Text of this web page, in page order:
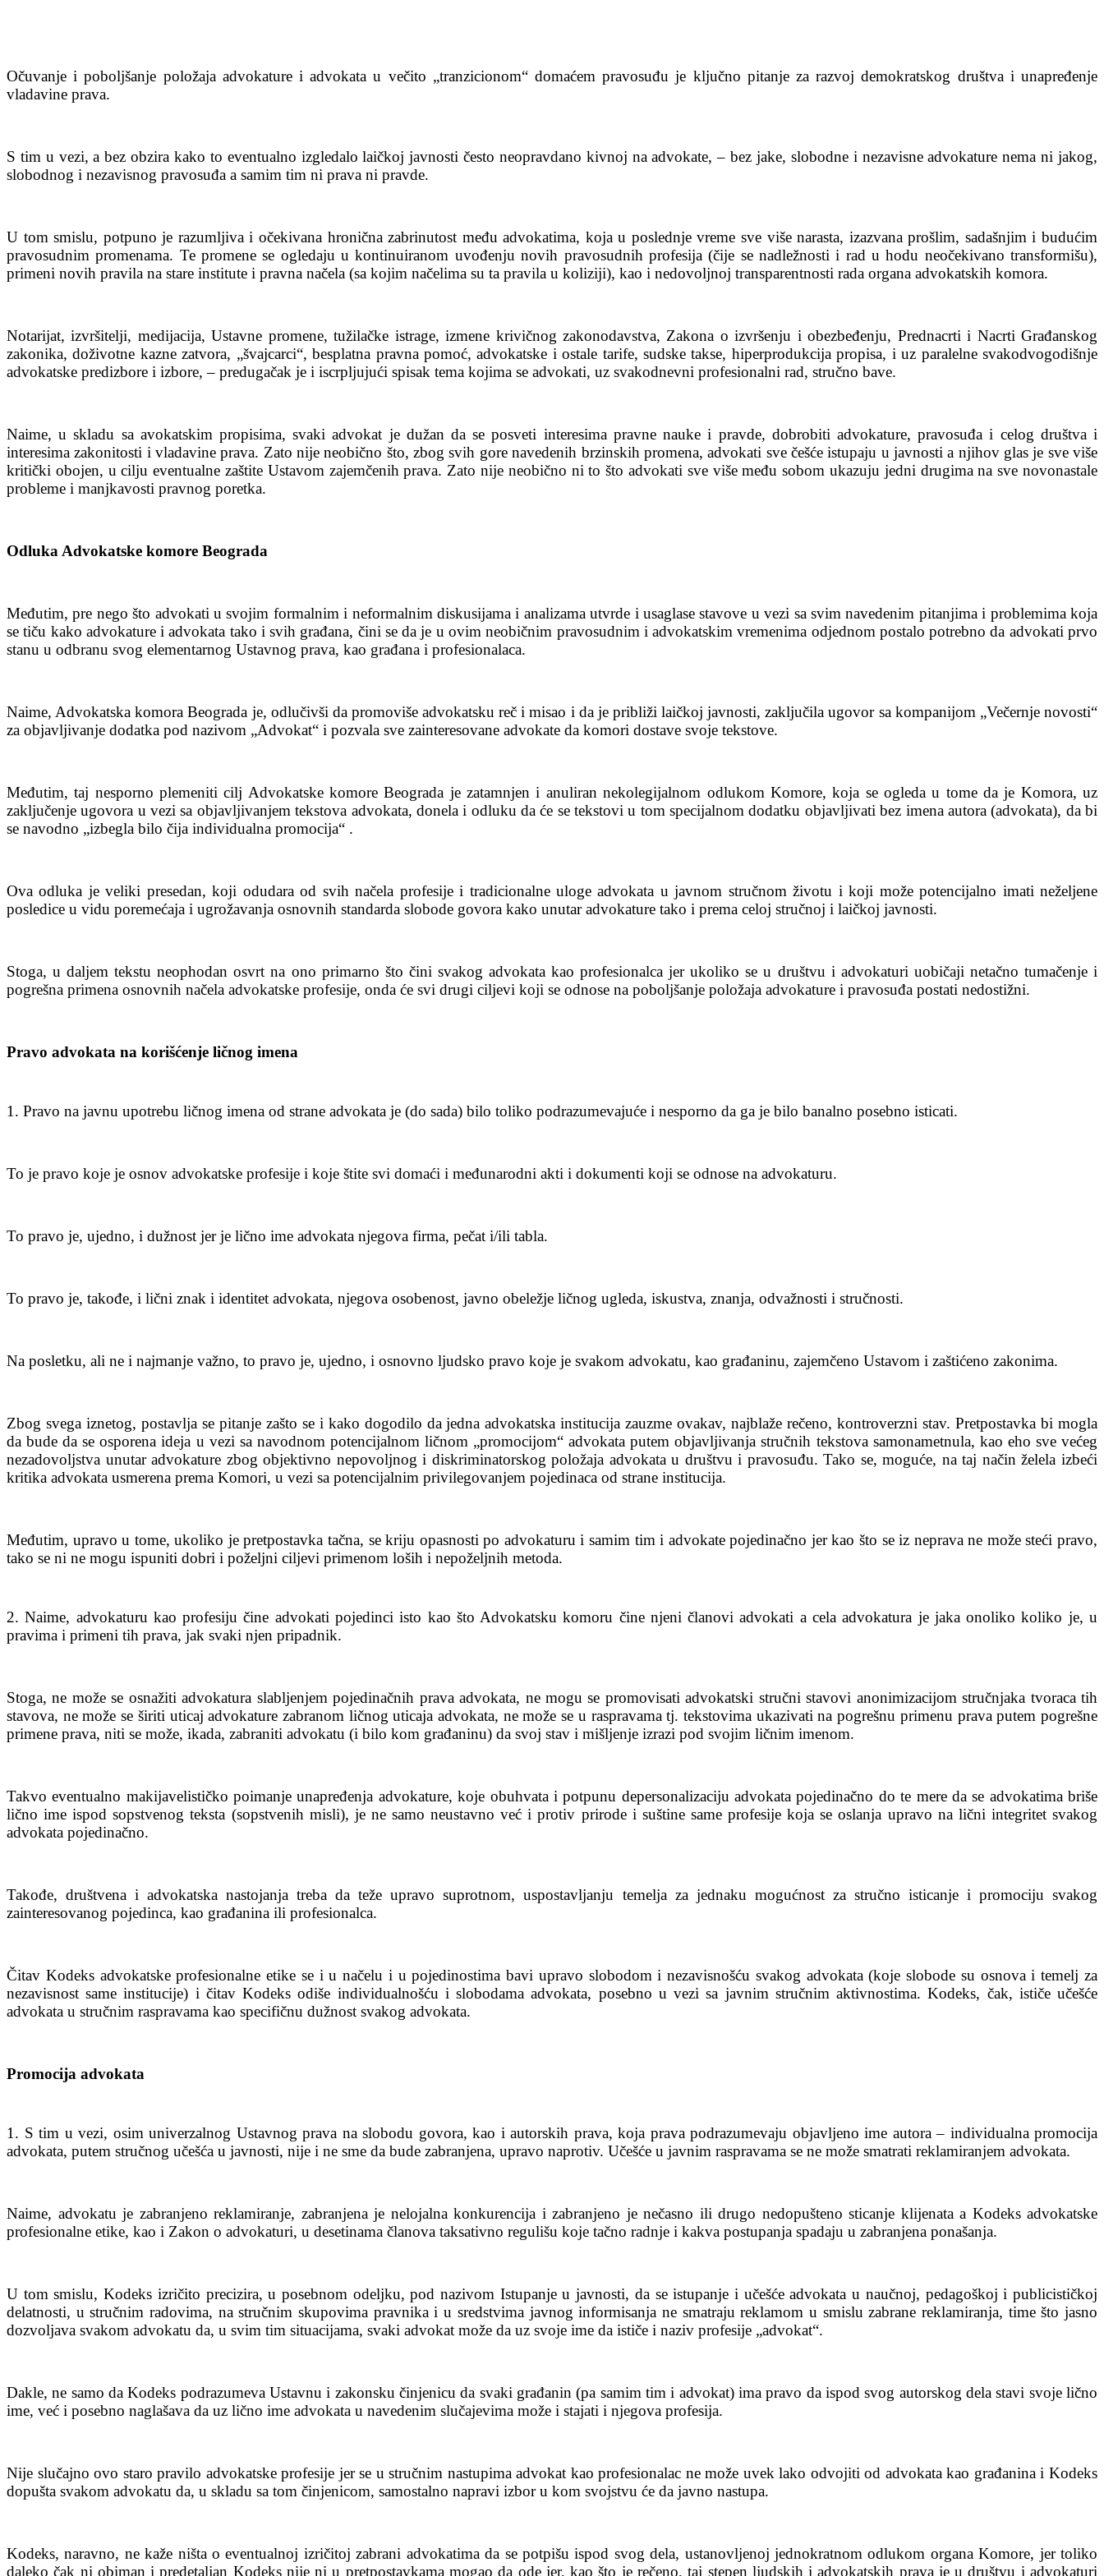
Očuvanje i poboljšanje položaja advokature i advokata u večito „tranzicionom“ domaćem pravosuđu je ključno pitanje za razvoj demokratskog društva i unapređenje
vladavine prava.
S tim u vezi, a bez obzira kako to eventualno izgledalo laičkoj javnosti često neopravdano kivnoj na advokate, – bez jake, slobodne i nezavisne advokature nema ni jakog,
slobodnog i nezavisnog pravosuđa a samim tim ni prava ni pravde.
U tom smislu, potpuno je razumljiva i očekivana hronična zabrinutost među advokatima, koja u poslednje vreme sve više narasta, izazvana prošlim, sadašnjim i budućim
pravosudnim promenama. Te promene se ogledaju u kontinuiranom uvođenju novih pravosudnih profesija (čije se nadležnosti i rad u hodu neočekivano transformišu),
primeni novih pravila na stare institute i pravna načela (sa kojim načelima su ta pravila u koliziji), kao i nedovoljnoj transparentnosti rada organa advokatskih komora.
Notarijat, izvršitelji, medijacija, Ustavne promene, tužilačke istrage, izmene krivičnog zakonodavstva, Zakona o izvršenju i obezbeđenju, Prednacrti i Nacrti Građanskog
zakonika, doživotne kazne zatvora, „švajcarci“, besplatna pravna pomoć, advokatske i ostale tarife, sudske takse, hiperprodukcija propisa, i uz paralelne svakodvogodišnje
advokatske predizbore i izbore, – predugačak je i iscrpljujući spisak tema kojima se advokati, uz svakodnevni profesionalni rad, stručno bave.
Naime, u skladu sa avokatskim propisima, svaki advokat je dužan da se posveti interesima pravne nauke i pravde, dobrobiti advokature, pravosuđa i celog društva i
interesima zakonitosti i vladavine prava. Zato nije neobično što, zbog svih gore navedenih brzinskih promena, advokati sve češće istupaju u javnosti a njihov glas je sve više
kritički obojen, u cilju eventualne zaštite Ustavom zajemčenih prava. Zato nije neobično ni to što advokati sve više među sobom ukazuju jedni drugima na sve novonastale
probleme i manjkavosti pravnog poretka.
Odluka Advokatske komore Beograda
Međutim, pre nego što advokati u svojim formalnim i neformalnim diskusijama i analizama utvrde i usaglase stavove u vezi sa svim navedenim pitanjima i problemima koja
se tiču kako advokature i advokata tako i svih građana, čini se da je u ovim neobičnim pravosudnim i advokatskim vremenima odjednom postalo potrebno da advokati prvo
stanu u odbranu svog elementarnog Ustavnog prava, kao građana i profesionalaca.
Naime, Advokatska komora Beograda je, odlučivši da promoviše advokatsku reč i misao i da je približi laičkoj javnosti, zaključila ugovor sa kompanijom „Večernje novosti“
za objavljivanje dodatka pod nazivom „Advokat“ i pozvala sve zainteresovane advokate da komori dostave svoje tekstove.
Međutim, taj nesporno plemeniti cilj Advokatske komore Beograda je zatamnjen i anuliran nekolegijalnom odlukom Komore, koja se ogleda u tome da je Komora, uz
zaključenje ugovora u vezi sa objavljivanjem tekstova advokata, donela i odluku da će se tekstovi u tom specijalnom dodatku objavljivati bez imena autora (advokata), da bi
se navodno „izbegla bilo čija individualna promocija“ .
Ova odluka je veliki presedan, koji odudara od svih načela profesije i tradicionalne uloge advokata u javnom stručnom životu i koji može potencijalno imati neželjene
posledice u vidu poremećaja i ugrožavanja osnovnih standarda slobode govora kako unutar advokature tako i prema celoj stručnoj i laičkoj javnosti.
Stoga, u daljem tekstu neophodan osvrt na ono primarno što čini svakog advokata kao profesionalca jer ukoliko se u društvu i advokaturi uobičaji netačno tumačenje i
pogrešna primena osnovnih načela advokatske profesije, onda će svi drugi ciljevi koji se odnose na poboljšanje položaja advokature i pravosuđa postati nedostižni.
Pravo advokata na korišćenje ličnog imena
1. Pravo na javnu upotrebu ličnog imena od strane advokata je (do sada) bilo toliko podrazumevajuće i nesporno da ga je bilo banalno posebno isticati.
To je pravo koje je osnov advokatske profesije i koje štite svi domaći i međunarodni akti i dokumenti koji se odnose na advokaturu.
To pravo je, ujedno, i dužnost jer je lično ime advokata njegova firma, pečat i/ili tabla.
To pravo je, takođe, i lični znak i identitet advokata, njegova osobenost, javno obeležje ličnog ugleda, iskustva, znanja, odvažnosti i stručnosti.
Na posletku, ali ne i najmanje važno, to pravo je, ujedno, i osnovno ljudsko pravo koje je svakom advokatu, kao građaninu, zajemčeno Ustavom i zaštićeno zakonima.
Zbog svega iznetog, postavlja se pitanje zašto se i kako dogodilo da jedna advokatska institucija zauzme ovakav, najblaže rečeno, kontroverzni stav. Pretpostavka bi mogla
da bude da se osporena ideja u vezi sa navodnom potencijalnom ličnom „promocijom“ advokata putem objavljivanja stručnih tekstova samonametnula, kao eho sve većeg
nezadovoljstva unutar advokature zbog objektivno nepovoljnog i diskriminatorskog položaja advokata u društvu i pravosuđu. Tako se, moguće, na taj način želela izbeći
kritika advokata usmerena prema Komori, u vezi sa potencijalnim privilegovanjem pojedinaca od strane institucija.
Međutim, upravo u tome, ukoliko je pretpostavka tačna, se kriju opasnosti po advokaturu i samim tim i advokate pojedinačno jer kao što se iz neprava ne može steći pravo,
tako se ni ne mogu ispuniti dobri i poželjni ciljevi primenom loših i nepoželjnih metoda.
2. Naime, advokaturu kao profesiju čine advokati pojedinci isto kao što Advokatsku komoru čine njeni članovi advokati a cela advokatura je jaka onoliko koliko je, u
pravima i primeni tih prava, jak svaki njen pripadnik.
Stoga, ne može se osnažiti advokatura slabljenjem pojedinačnih prava advokata, ne mogu se promovisati advokatski stručni stavovi anonimizacijom stručnjaka tvoraca tih
stavova, ne može se širiti uticaj advokature zabranom ličnog uticaja advokata, ne može se u raspravama tj. tekstovima ukazivati na pogrešnu primenu prava putem pogrešne
primene prava, niti se može, ikada, zabraniti advokatu (i bilo kom građaninu) da svoj stav i mišljenje izrazi pod svojim ličnim imenom.
Takvo eventualno makijavelističko poimanje unapređenja advokature, koje obuhvata i potpunu depersonalizaciju advokata pojedinačno do te mere da se advokatima briše
lično ime ispod sopstvenog teksta (sopstvenih misli), je ne samo neustavno već i protiv prirode i suštine same profesije koja se oslanja upravo na lični integritet svakog
advokata pojedinačno.
Takođe, društvena i advokatska nastojanja treba da teže upravo suprotnom, uspostavljanju temelja za jednaku mogućnost za stručno isticanje i promociju svakog
zainteresovanog pojedinca, kao građanina ili profesionalca.
Čitav Kodeks advokatske profesionalne etike se i u načelu i u pojedinostima bavi upravo slobodom i nezavisnošću svakog advokata (koje slobode su osnova i temelj za
nezavisnost same institucije) i čitav Kodeks odiše individualnošću i slobodama advokata, posebno u vezi sa javnim stručnim aktivnostima. Kodeks, čak, ističe učešće
advokata u stručnim raspravama kao specifičnu dužnost svakog advokata.
Promocija advokata
1. S tim u vezi, osim univerzalnog Ustavnog prava na slobodu govora, kao i autorskih prava, koja prava podrazumevaju objavljeno ime autora – individualna promocija
advokata, putem stručnog učešća u javnosti, nije i ne sme da bude zabranjena, upravo naprotiv. Učešće u javnim raspravama se ne može smatrati reklamiranjem advokata.
Naime, advokatu je zabranjeno reklamiranje, zabranjena je nelojalna konkurencija i zabranjeno je nečasno ili drugo nedopušteno sticanje klijenata a Kodeks advokatske
profesionalne etike, kao i Zakon o advokaturi, u desetinama članova taksativno regulišu koje tačno radnje i kakva postupanja spadaju u zabranjena ponašanja.
U tom smislu, Kodeks izričito precizira, u posebnom odeljku, pod nazivom Istupanje u javnosti, da se istupanje i učešće advokata u naučnoj, pedagoškoj i publicističkoj
delatnosti, u stručnim radovima, na stručnim skupovima pravnika i u sredstvima javnog informisanja ne smatraju reklamom u smislu zabrane reklamiranja, time što jasno
dozvoljava svakom advokatu da, u svim tim situacijama, svaki advokat može da uz svoje ime da ističe i naziv profesije „advokat“.
Dakle, ne samo da Kodeks podrazumeva Ustavnu i zakonsku činjenicu da svaki građanin (pa samim tim i advokat) ima pravo da ispod svog autorskog dela stavi svoje lično
ime, već i posebno naglašava da uz lično ime advokata u navedenim slučajevima može i stajati i njegova profesija.
Nije slučajno ovo staro pravilo advokatske profesije jer se u stručnim nastupima advokat kao profesionalac ne može uvek lako odvojiti od advokata kao građanina i Kodeks
dopušta svakom advokatu da, u skladu sa tom činjenicom, samostalno napravi izbor u kom svojstvu će da javno nastupa.
Kodeks, naravno, ne kaže ništa o eventualnoj izričitoj zabrani advokatima da se potpišu ispod svog dela, ustanovljenoj jednokratnom odlukom organa Komore, jer toliko
daleko čak ni obiman i predetaljan Kodeks nije ni u pretpostavkama mogao da ode jer, kao što je rečeno, taj stepen ljudskih i advokatskih prava je u društvu i advokaturi